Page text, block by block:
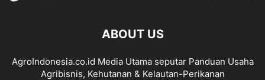
ABOUT US
AgroIndonesia.co.id Media Utama seputar Panduan Usaha
Agribisnis, Kehutanan & Kelautan-Perikanan